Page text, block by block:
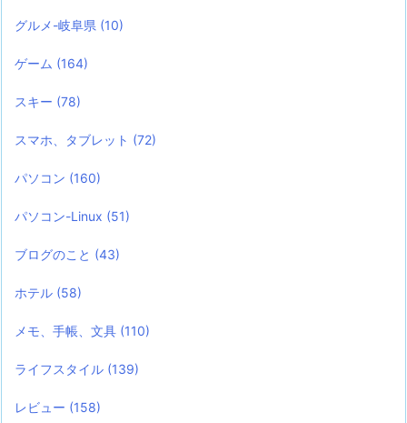
グルメ-岐阜県 (10)
ゲーム (164)
スキー (78)
スマホ、タブレット (72)
パソコン (160)
パソコン-Linux (51)
ブログのこと (43)
ホテル (58)
メモ、手帳、文具 (110)
ライフスタイル (139)
レビュー (158)